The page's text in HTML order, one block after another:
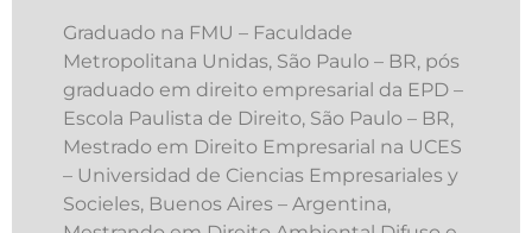
Graduado na FMU – Faculdade
Metropolitana Unidas, São Paulo – BR, pós
graduado em direito empresarial da EPD –
Escola Paulista de Direito, São Paulo – BR,
Mestrado em Direito Empresarial na UCES
– Universidad de Ciencias Empresariales y
Socieles, Buenos Aires – Argentina,